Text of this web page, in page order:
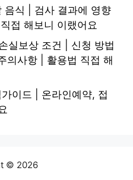
음식 | 검사 결과에 영향
접 해보니 이랬어요
실보상 조건 | 신청 방법
의사항 | 활용법 직접 해
이드 | 온라인예약, 접
© 2026